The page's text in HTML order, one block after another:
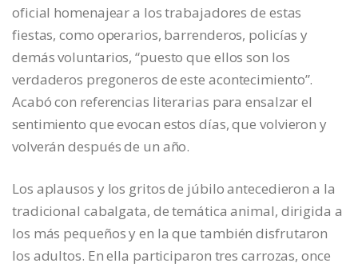
oficial homenajear a los trabajadores de estas
fiestas, como operarios, barrenderos, policías y
demás voluntarios, “puesto que ellos son los
verdaderos pregoneros de este acontecimiento”.
Acabó con referencias literarias para ensalzar el
sentimiento que evocan estos días, que volvieron y
volverán después de un año.
Los aplausos y los gritos de júbilo antecedieron a la
tradicional cabalgata, de temática animal, dirigida a
los más pequeños y en la que también disfrutaron
los adultos. En ella participaron tres carrozas, once